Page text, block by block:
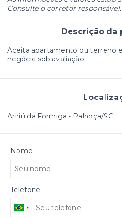
Consulte o corretor responsável.
Descrição da
Aceita apartamento ou terreno
negócio sob avaliação.
Aririú da Formiga - Palhoça/SC
Nome
Telefone